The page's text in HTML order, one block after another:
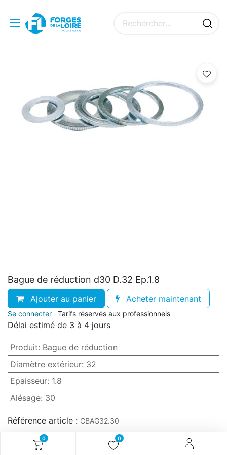
0 0
Bague de réduction d30 D.32 Ep.1.8
Ajouter au panier Acheter maintenant
Se connecter Tarifs réservés aux professionnels
Délai estimé de 3 à 4 jours
Produit: Bague de réduction
Diamètre extérieur: 32
Epaisseur: 1.8
Alésage: 30
Référence article : CBAG32.30